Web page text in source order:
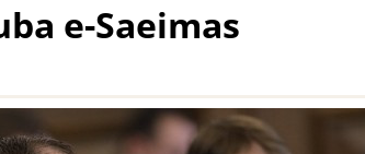
e-Saeimas